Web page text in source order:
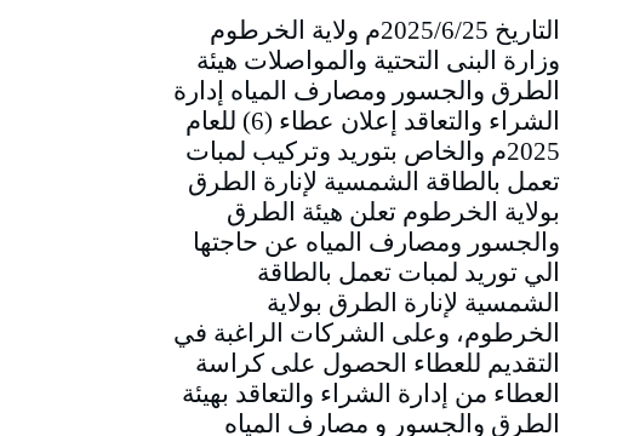
التاريخ 2025/6/25م ولاية الخرطوم
وزارة البنى التحتية والمواصلات هيئة
الطرق والجسور ومصارف المياه إدارة
الشراء والتعاقد إعلان عطاء (6) للعام
2025م والخاص بتوريد وتركيب لمبات
تعمل بالطاقة الشمسية لإنارة الطرق
بولاية الخرطوم تعلن هيئة الطرق
والجسور ومصارف المياه عن حاجتها
الي توريد لمبات تعمل بالطاقة
الشمسية لإنارة الطرق بولاية
الخرطوم، وعلى الشركات الراغبة في
التقديم للعطاء الحصول على كراسة
العطاء من إدارة الشراء والتعاقد بهيئة
الطرق والجسور و مصارف المياه